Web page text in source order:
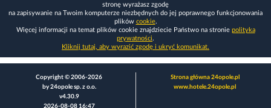
stronę wyrażasz zgodę
na zapisywanie na Twoim komputerze niezbędnych do jej poprawnego funkcjonowania
plików cookie.
Więcej informacji na temat plików cookie znajdziecie Państwo na stronie polityka
prywatności.
Kliknij tutaj, aby wyrazić zgodę i ukryć komunikat.
Copyright © 2006-2026
by 24opole sp. z o.o.
v4.30.9
2026-08-08 16:47
Strona główna 24opole.pl
www.hotele.24opole.pl